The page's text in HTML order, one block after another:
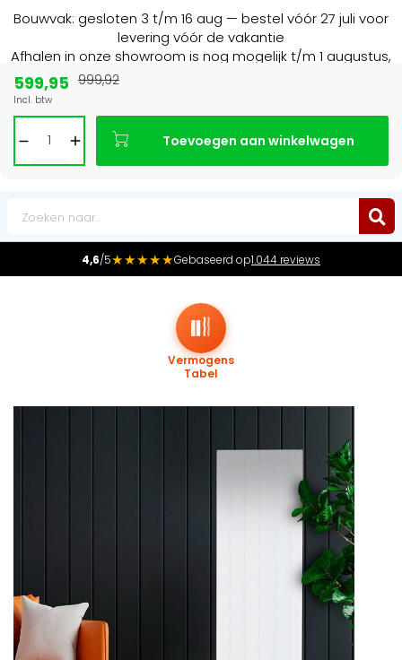
Bouwvak: gesloten 3 t/m 16 aug — bestel vóór 27 juli voor
levering vóór de vakantie
Afhalen in onze showroom is nog mogelijk t/m 1 augustus,
4,6/5★★★★★Gebaseerd op1.044 reviews
Vermogens
Tabel
599,95
Incl. btw
999,92
Toevoegen aan winkelwagen